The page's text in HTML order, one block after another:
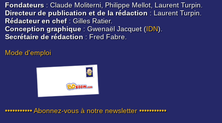
Fondateurs : Claude Moliterni, Philippe Mellot, Laurent Turpin.
Directeur de publication et de la rédaction : Laurent Turpin.
Rédacteur en chef: Gilles Ratier.
Conception graphique: Gwenaël Jacquet (IDN).
Secrétaire de rédaction : Fred Fabre.
Mode d'emploi
••••••••••• Abonnez-vous à notre newsletter •••••••••••